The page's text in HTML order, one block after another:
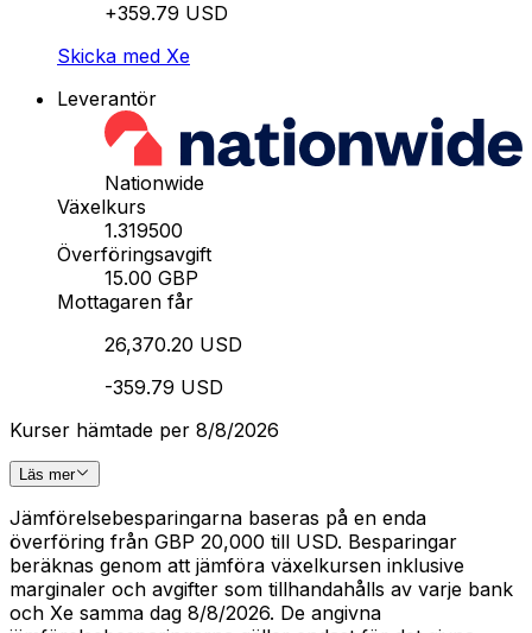
+359.79 USD
Skicka med Xe
Leverantör
Nationwide
Växelkurs
1.319500
Överföringsavgift
15.00 GBP
Mottagaren får
26,370.20 USD
-359.79 USD
Kurser hämtade per 8/8/2026
Läs mer
Jämförelsebesparingarna baseras på en enda
överföring från GBP 20,000 till USD. Besparingar
beräknas genom att jämföra växelkursen inklusive
marginaler och avgifter som tillhandahålls av varje bank
och Xe samma dag 8/8/2026. De angivna